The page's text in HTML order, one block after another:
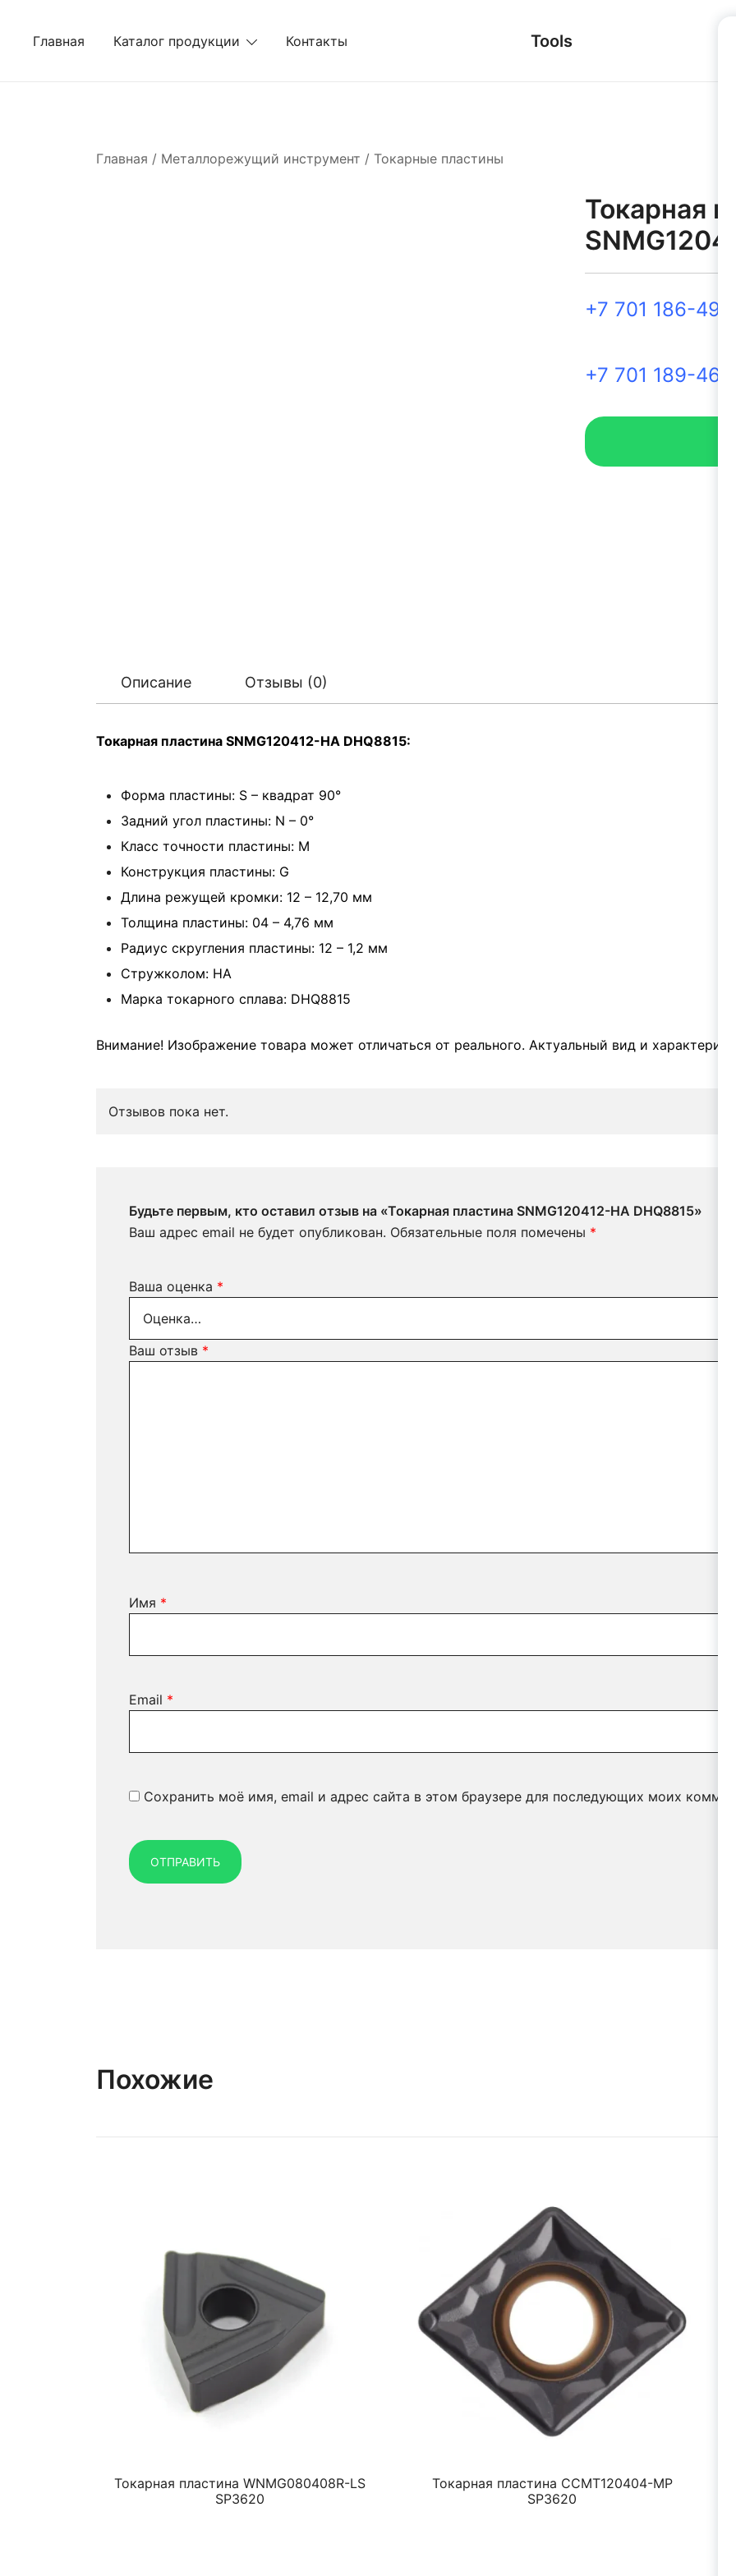
Главная Каталог продукции Контакты Tools
Главная / Металлорежущий инструмент / Токарные пластины
Токарная
+7 701 186-49-
+7 701 189-46-
Описание Отзывы (0)
Токарная пластина SNMG120412-HA DHQ8815:
Форма пластины: S – квадрат 90°
Задний угол пластины: N – 0°
Класс точности пластины: M
Конструкция пластины: G
Длина режущей кромки: 12 – 12,70 мм
Толщина пластины: 04 – 4,76 мм
Радиус скругления пластины: 12 – 1,2 мм
Стружколом: HA
Марка токарного сплава: DHQ8815
Внимание! Изображение товара может отличаться от реального. Актуальный вид и
Отзывов пока нет.
Будьте первым, кто оставил отзыв на «Токарная пластина SNMG120412-HA DHQ8815»
Ваш адрес email не будет опубликован. Обязательные поля помечены *
Ваша оценка *
Ваш отзыв *
Имя *
Email *
Сохранить моё имя, email и адрес сайта в этом браузере для последующих моих
Похожие
Токарная пластина WNMG080408R-LS
SP3620
Токарная пластина CCMT120404-MP
SP3620